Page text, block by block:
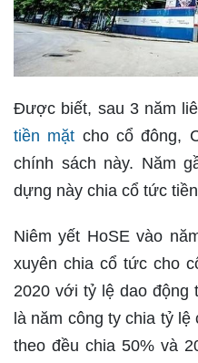
Được biết, sau 3 năm
tiền mặt cho cổ đông,
chính sách này. Năm
dựng này chia cổ tức
Niêm yết HoSE vào
xuyên chia cổ tức cho
2020 với tỷ lệ dao động
là năm công ty chia tỷ
theo đều chia 50% và